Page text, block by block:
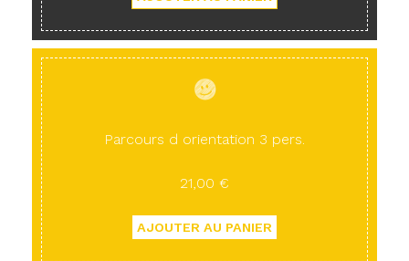
Parcours d orientation 3 pers.
21,00 €